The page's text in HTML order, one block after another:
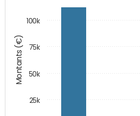
Montants (€)
25k
50k
75k
100k